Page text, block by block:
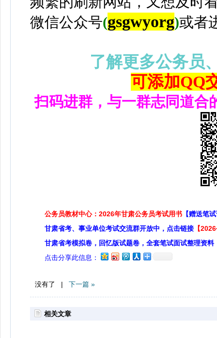
微信公众号(gsgwyorg)或者
了解更多公务员
可添加QQ
扫码进群，与一群志同道合
公务员教材中心：2026年甘肃公务员考试用书 【赠送笔
甘肃省考、事业单位考试交流群开放中，点击链接 【
甘肃省考模拟卷，回忆版试题卷，全套笔试面试整理资料
点击分享此信息：
没有了 | 下一篇 »
相关文章